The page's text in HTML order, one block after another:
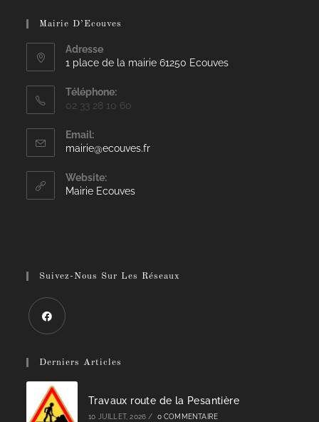
Mairie D’Ecouves
Adresse
1 place de la mairie 61250 Ecouves
Téléphone:
02 33 28 10 60
Email:
mairie@ecouves.frS’ouvre
Website:
Mairie Ecouves
Suivez-Nous Sur Les Réseaux
dans
nouvel
onglet
Derniers Articles
Travaux route de la Pesantière
10 JUILLET, 2026 / 0 COMMENTAIRE